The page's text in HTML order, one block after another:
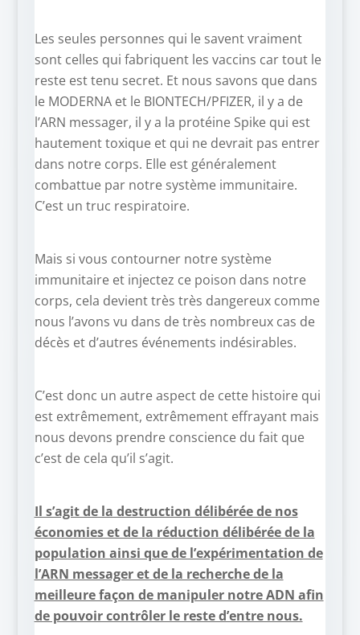
Les seules personnes qui le savent vraiment
sont celles qui fabriquent les vaccins car tout le
reste est tenu secret. Et nous savons que dans
le MODERNA et le BIONTECH/PFIZER, il y a de
l’ARN messager, il y a la protéine Spike qui est
hautement toxique et qui ne devrait pas entrer
dans notre corps. Elle est généralement
combattue par notre système immunitaire.
C’est un truc respiratoire.
Mais si vous contourner notre système
immunitaire et injectez ce poison dans notre
corps, cela devient très très dangereux comme
nous l’avons vu dans de très nombreux cas de
décès et d’autres événements indésirables.
C’est donc un autre aspect de cette histoire qui
est extrêmement, extrêmement effrayant mais
nous devons prendre conscience du fait que
c’est de cela qu’il s’agit.
Il s’agit de la destruction délibérée de nos
économies et de la réduction délibérée de la
population ainsi que de l’expérimentation de
l’ARN messager et de la recherche de la
meilleure façon de manipuler notre ADN afin
de pouvoir contrôler le reste d’entre nous.